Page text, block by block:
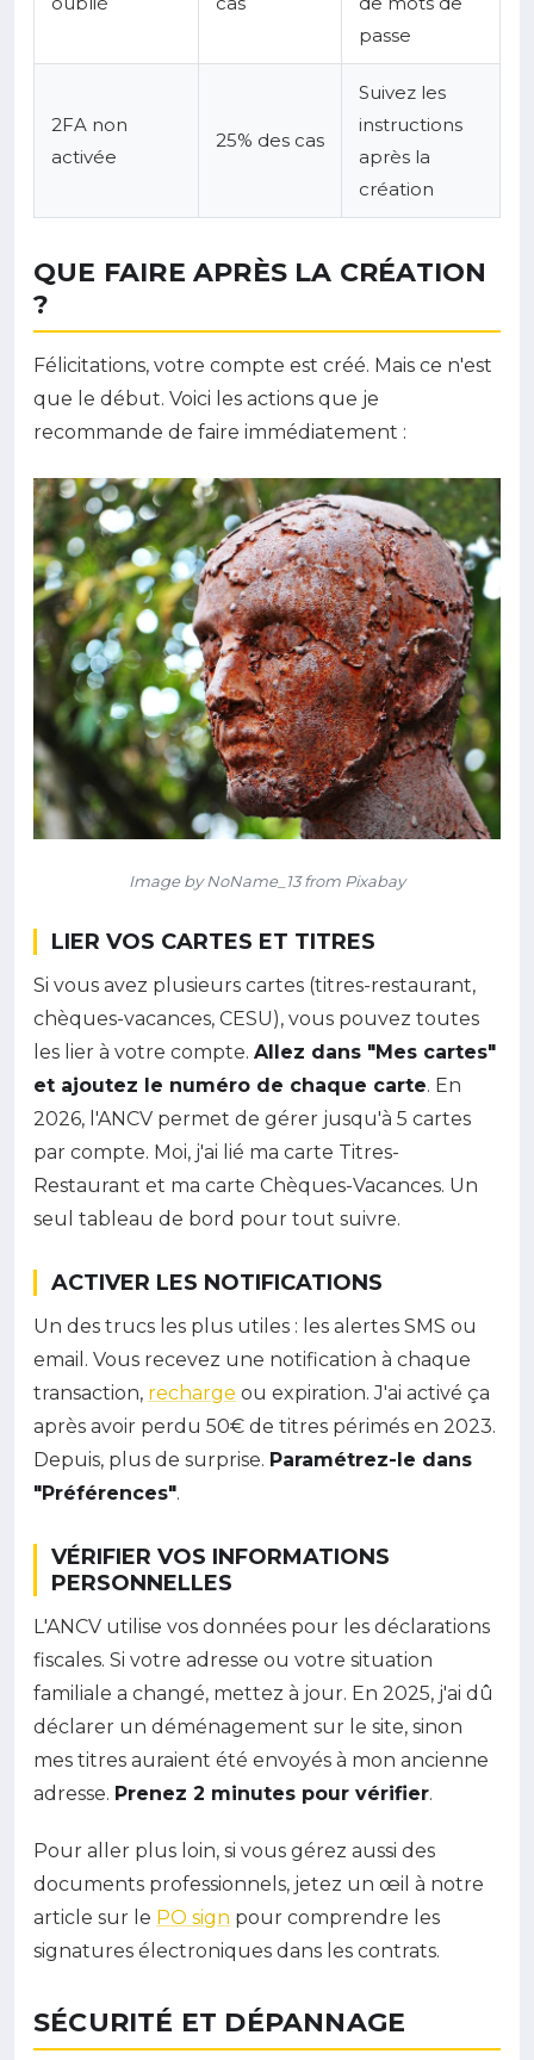
passe
2FA non
activée
25% des cas
Suivez les
instructions
après la
création
QUE FAIRE APRÈS LA CRÉATION
?
Félicitations, votre compte est créé. Mais ce n'est
que le début. Voici les actions que je
recommande de faire immédiatement :
Image by NoName_13 from Pixabay
LIER VOS CARTES ET TITRES
Si vous avez plusieurs cartes (titres-restaurant,
chèques-vacances, CESU), vous pouvez toutes
les lier à votre compte. Allez dans "Mes cartes"
et ajoutez le numéro de chaque carte. En
2026, l'ANCV permet de gérer jusqu'à 5 cartes
par compte. Moi, j'ai lié ma carte Titres-
Restaurant et ma carte Chèques-Vacances. Un
seul tableau de bord pour tout suivre.
ACTIVER LES NOTIFICATIONS
Un des trucs les plus utiles : les alertes SMS ou
email. Vous recevez une notification à chaque
transaction, recharge ou expiration. J'ai activé ça
après avoir perdu 50€ de titres périmés en 2023.
Depuis, plus de surprise. Paramétrez-le dans
"Préférences".
VÉRIFIER VOS INFORMATIONS
PERSONNELLES
L'ANCV utilise vos données pour les déclarations
fiscales. Si votre adresse ou votre situation
familiale a changé, mettez à jour. En 2025, j'ai dû
déclarer un déménagement sur le site, sinon
mes titres auraient été envoyés à mon ancienne
adresse. Prenez 2 minutes pour vérifier.
Pour aller plus loin, si vous gérez aussi des
documents professionnels, jetez un œil à notre
article sur le PO sign pour comprendre les
signatures électroniques dans les contrats.
SÉCURITÉ ET DÉPANNAGE